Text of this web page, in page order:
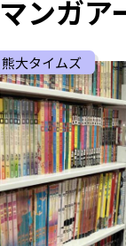
マンガア
熊大タイムズ